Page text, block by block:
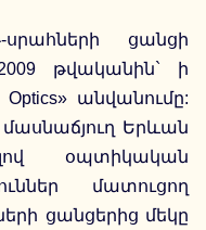
սրահների ցանցի
թվականին` ի
անվանումը:
մասնաճյուղ Երևան
օպտիկական
մատուցող
ցանցերից մեկը